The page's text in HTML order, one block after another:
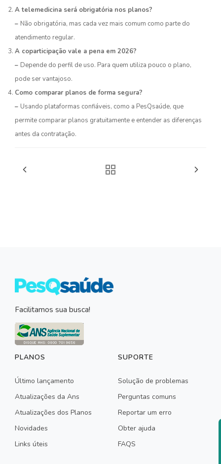
A telemedicina será obrigatória nos planos?
– Não obrigatória, mas cada vez mais comum como parte do
atendimento regular.
A coparticipação vale a pena em 2026?
– Depende do perfil de uso. Para quem utiliza pouco o plano,
pode ser vantajoso.
Como comparar planos de forma segura?
– Usando plataformas confiáveis, como a PesQsaúde, que
permite comparar planos gratuitamente e entender as diferenças
antes da contratação.
Facilitamos sua busca!
PLANOS
Último lançamento
Atualizações da Ans
Atualizações dos Planos
Novidades
Links úteis
SUPORTE
Solução de problemas
Perguntas comuns
Reportar um erro
Obter ajuda
FAQS